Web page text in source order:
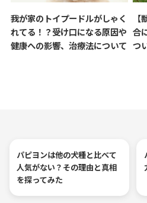
我が家のトイプードルがしゃく
れてる！？受け口になる原因や
健康への影響、治療法について
合
つ
パピヨンは他の犬種と比べて
人気がない？その理由と真相
を探ってみた